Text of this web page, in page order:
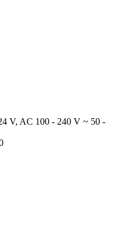
V, AC 100 - 240 V ~ 50 -